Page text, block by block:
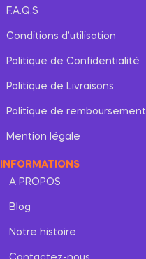
F.A.Q.S
Conditions d’utilisation
Politique de Confidentialité
Politique de Livraisons
Politique de remboursement
Mention légale
INFORMATIONS
A PROPOS
Blog
Notre histoire